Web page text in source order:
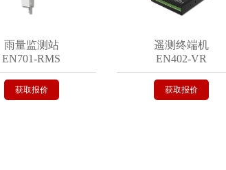
监测站
RMS
取报价
遥测终端机
EN402-VR
获取报价